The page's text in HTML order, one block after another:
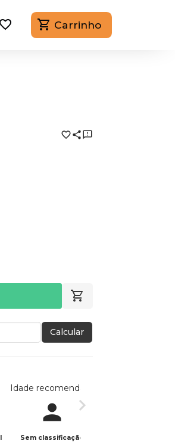
Carrinho
Calcular
Idade recomendada
Sem classificação